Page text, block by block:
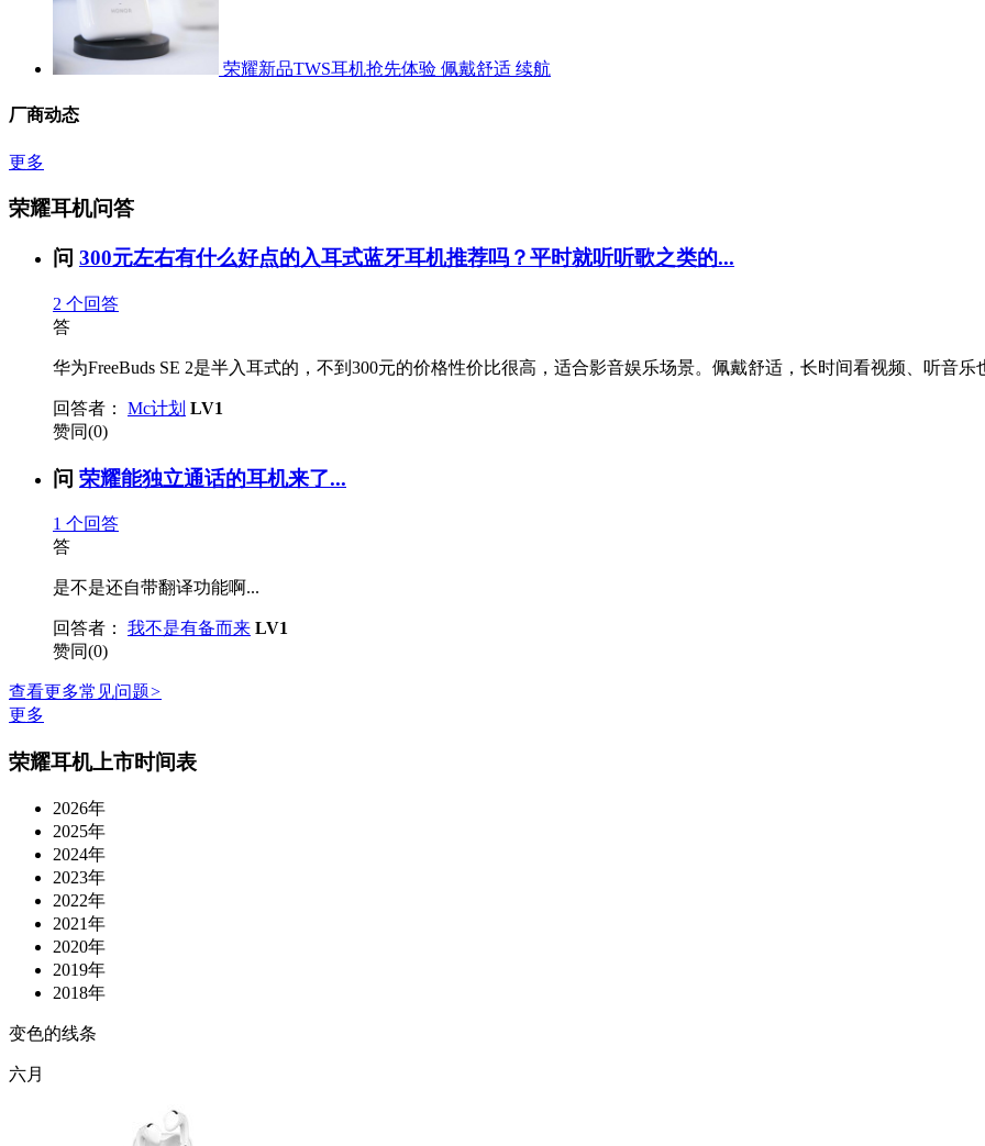
荣耀新品TWS耳机抢先体验 佩戴舒适 续航
厂商动态
更多
荣耀耳机问答
问 300元左右有什么好点的入耳式蓝牙耳机推荐吗？平时就听听歌之类的...
2 个回答
答
华为FreeBuds SE 2是半入耳式的，不到300元的价格性价比很高，适合影音娱乐场景。佩戴舒适，长时间看视频、听音乐
回答者： Mc计划 LV1
赞同(0)
问 荣耀能独立通话的耳机来了...
1 个回答
答
是不是还自带翻译功能啊...
回答者： 我不是有备而来 LV1
赞同(0)
查看更多常见问题>
更多
荣耀耳机上市时间表
2026年
2025年
2024年
2023年
2022年
2021年
2020年
2019年
2018年
变色的线条
六月